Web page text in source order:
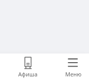
Афиша Меню